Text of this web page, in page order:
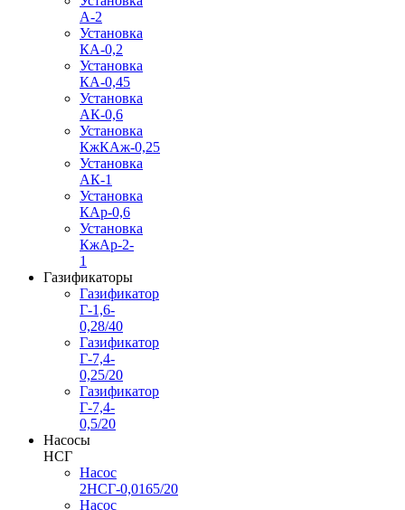
А-2
Установка
КА-0,2
Установка
КА-0,45
Установка
АК-0,6
Установка
КжКАж-0,25
Установка
АК-1
Установка
КАр-0,6
Установка
КжАр-2-
1
Газификаторы
Газификатор
Г-1,6-
0,28/40
Газификатор
Г-7,4-
0,25/20
Газификатор
Г-7,4-
0,5/20
Насосы
НСГ
Насос
2НСГ-0,0165/20
Насос